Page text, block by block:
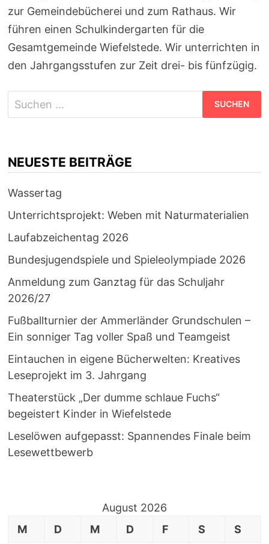
zur Gemeindebücherei und zum Rathaus. Wir
führen einen Schulkindergarten für die
Gesamtgemeinde Wiefelstede. Wir unterrichten in
den Jahrgangsstufen zur Zeit drei- bis fünfzügig.
Suchen
nach:
NEUESTE BEITRÄGE
Wassertag
Unterrichtsprojekt: Weben mit Naturmaterialien
Laufabzeichentag 2026
Bundesjugendspiele und Spieleolympiade 2026
Anmeldung zum Ganztag für das Schuljahr
2026/27
Fußballturnier der Ammerländer Grundschulen –
Ein sonniger Tag voller Spaß und Teamgeist
Eintauchen in eigene Bücherwelten: Kreatives
Leseprojekt im 3. Jahrgang
Theaterstück „Der dumme schlaue Fuchs“
begeistert Kinder in Wiefelstede
Leselöwen aufgepasst: Spannendes Finale beim
Lesewettbewerb
August 2026
M
D M D F S
S